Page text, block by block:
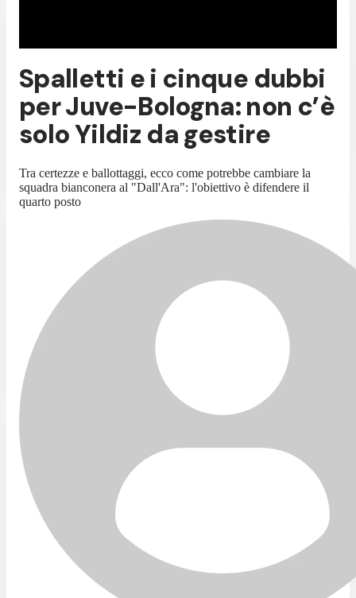
Spalletti e i cinque dubbi
per Juve-Bologna: non c’è
solo Yildiz da gestire
Tra certezze e ballottaggi, ecco come potrebbe cambiare la
squadra bianconera al "Dall'Ara": l'obiettivo è difendere il
quarto posto